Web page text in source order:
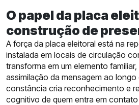
O papel da placa
construção de
A força da placa eleitoral está na
instalada em locais de circulação
transforma em um elemento
assimilação da mensagem ao longo
constância cria reconhecimento e
cognitivo de quem entra em